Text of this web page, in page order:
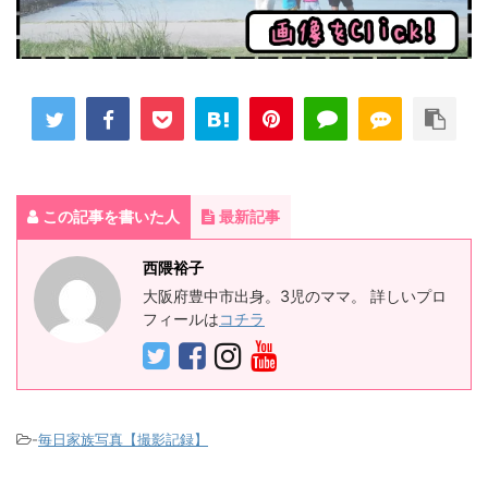
この記事を書いた人 最新記事
西隈裕子
大阪府豊中市出身。3児のママ。 詳しいプロ
フィールはコチラ
-毎日家族写真【撮影記録】